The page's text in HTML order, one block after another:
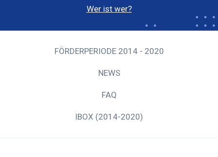
Wer ist wer?
FÖRDERPERIODE 2014 - 2020
NEWS
FAQ
IBOX (2014-2020)